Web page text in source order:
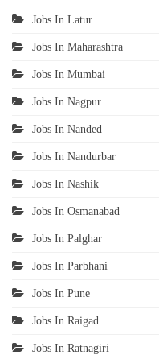
Jobs In Latur
Jobs In Maharashtra
Jobs In Mumbai
Jobs In Nagpur
Jobs In Nanded
Jobs In Nandurbar
Jobs In Nashik
Jobs In Osmanabad
Jobs In Palghar
Jobs In Parbhani
Jobs In Pune
Jobs In Raigad
Jobs In Ratnagiri